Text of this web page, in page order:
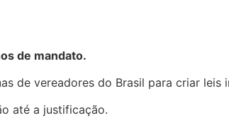
de mandato.
de vereadores do Brasil para criar leis
até a justificação.